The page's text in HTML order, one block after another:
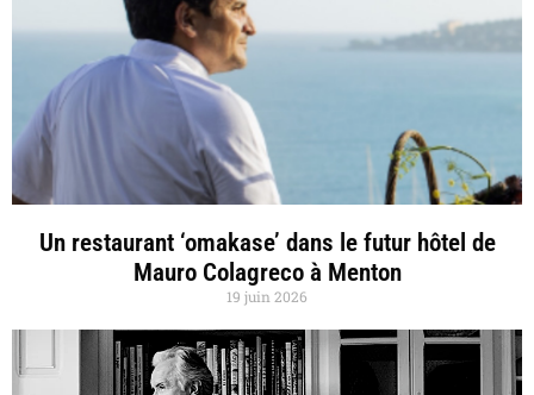
Un restaurant ‘omakase’ dans le futur hôtel de
Mauro Colagreco à Menton
19 juin 2026